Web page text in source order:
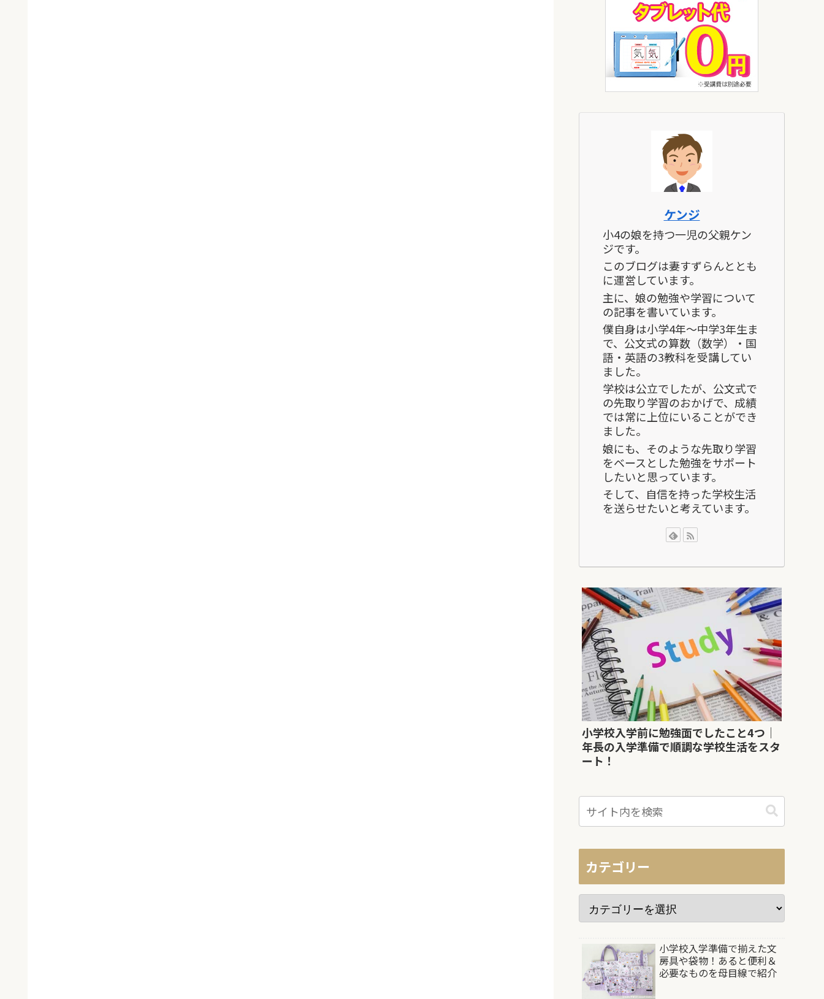
ケンジ
小4の娘を持つ一児の父親ケン
ジです。
このブログは妻すずらんととも
に運営しています。
主に、娘の勉強や学習について
の記事を書いています。
僕自身は小学4年～中学3年生ま
で、公文式の算数（数学）・国
語・英語の3教科を受講してい
ました。
学校は公立でしたが、公文式で
の先取り学習のおかげで、成績
では常に上位にいることができ
ました。
娘にも、そのような先取り学習
をベースとした勉強をサポート
したいと思っています。
そして、自信を持った学校生活
を送らせたいと考えています。
小学校入学前に勉強面でしたこと4つ｜
年長の入学準備で順調な学校生活をスタ
ート！
カテゴリー
小学校入学準備で揃えた文
房具や袋物！あると便利＆
必要なものを母目線で紹介